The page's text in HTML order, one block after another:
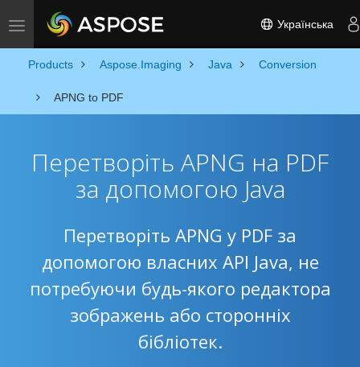
Toggle navigation Українська
Products Aspose.Imaging Java Conversion
APNG to PDF
Перетворіть APNG на PDF
за допомогою Java
Перетворіть APNG у PDF за
допомогою власних API Java, не
потребуючи будь-якого редактора
зображень або сторонніх
бібліотек.